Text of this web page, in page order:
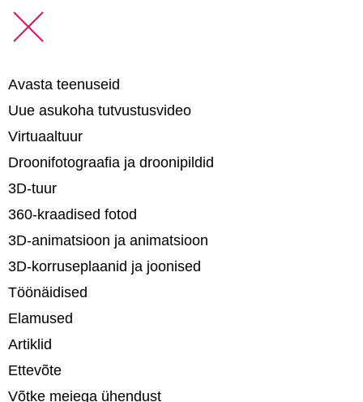
Avasta teenuseid
Uue asukoha tutvustusvideo
Virtuaaltuur
Droonifotograafia ja droonipildid
3D-tuur
360-kraadised fotod
3D-animatsioon ja animatsioon
3D-korruseplaanid ja joonised
Töönäidised
Elamused
Artiklid
Ettevõte
Võtke meiega ühendust